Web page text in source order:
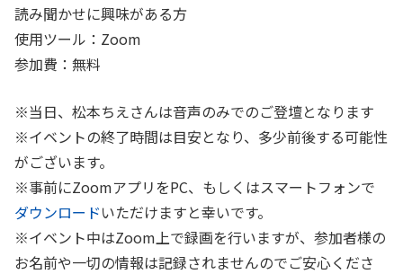
読み聞かせに興味がある方
使用ツール：Zoom
参加費：無料
※当日、松本ちえさんは音声のみでのご登壇となります
※イベントの終了時間は目安となり、多少前後する可能性
がございます。
※事前にZoomアプリをPC、もしくはスマートフォンで
ダウンロードいただけますと幸いです。
※イベント中はZoom上で録画を行いますが、参加者様の
お名前や一切の情報は記録されませんのでご安心くださ